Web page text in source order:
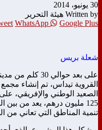
30 يونيو، 2014
Written by هيئة التحرير
WhatsApp Google Plus
شعلة بريس
على بعد حوالي
القروية تيداس، تم إنشاء
125 مليون درهم، يعد من
تنمية المناطق التي تعاني من